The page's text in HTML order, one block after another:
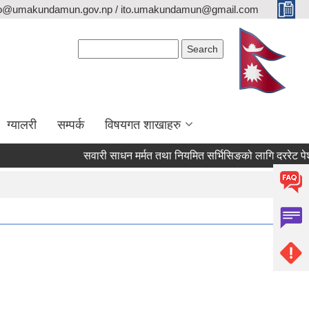
/ ito.umakundamun@gmail.com
ग्यालरी सम्पर्क विषयगत शाखाहरु
सवारी साधन मर्मत तथा नियमित सर्भिसिङको लागि दररेट पेश गर्ने